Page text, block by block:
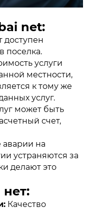
net:
доступен
поселка.
услуги
местности,
к тому же
услуг.
может быть
счет,
аварии на
устраняются за
делают это
Качество